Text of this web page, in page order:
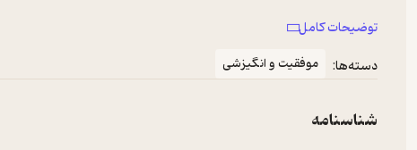
هدف، کارها و اقدامات خود را تعیین کنید. مغز شما به صورت
روز کردن و بهتر کردن پیش بینی‌های مغز است. هر چه جایی که
توضیحات کامل
دسته‌ها:
موفقیت و انگیزشی
شناسنامه